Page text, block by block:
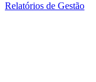
Relatórios de Gestão